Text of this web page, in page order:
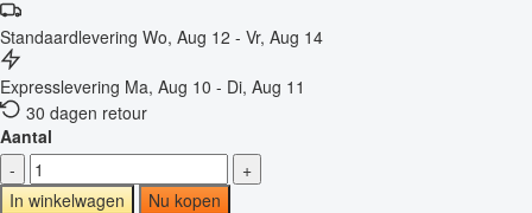
Standaardlevering Wo, Aug 12 - Vr, Aug 14
Expresslevering Ma, Aug 10 - Di, Aug 11
30 dagen retour
Aantal
-
+
In winkelwagen
Nu kopen